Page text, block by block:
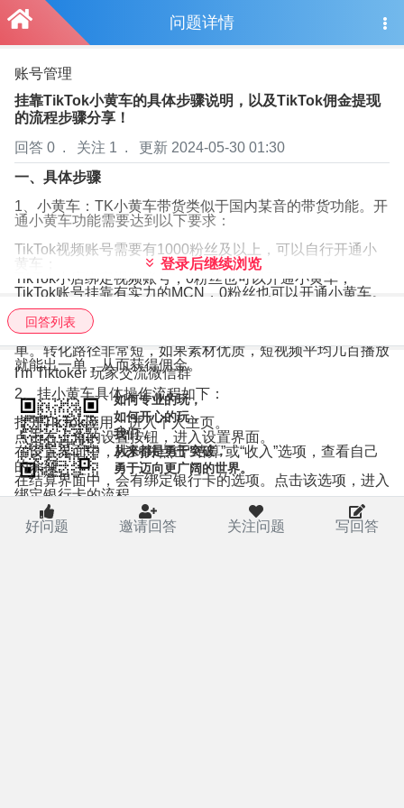
问题详情
账号管理
挂靠TikTok小黄车的具体步骤说明，以及TikTok佣金提现
的流程步骤分享！
回答 0 . 关注 1 .
更新 2024-05-30 01:30
一、具体步骤
1、小黄车：TK小黄车带货类似于国内某音的带货功能。开
通小黄车功能需要达到以下要求：
TikTok视频账号需要有1000粉丝及以上，可以自行开通小
黄车；
TikTok小店绑定视频账号，0粉丝也可以开通小黄车；
TikTok账号挂靠有实力的MCN，0粉丝也可以开通小黄车。
佣金来源：用户通过TikTok视频或直播中的左下角小黄车点
击查看商品橱窗，选择心仪产品，并在TikTok平台上完成下
单。转化路径非常短，如果素材优质，短视频平均几百播放
就能出一单，从而获得佣金。
2、挂小黄车具体操作流程如下：
打开TikTok应用，进入个人主页。
点击右上角的设置按钮，进入设置界面。
在设置界面中，找到并点击“结算”或“收入”选项，查看自己
的余额。
在结算界面中，会有绑定银行卡的选项。点击该选项，进入
绑定银行卡的流程。
根据提示，填写目标地区的银行卡等相关信息，完成绑定。
绑定完成后，可以进行提现操作。提现的金额会转到绑定的
银行卡中。
登录后继续浏览
回答列表
I'm Tiktoker 玩家交流微信群
如何专业的玩，
如何开心的玩，
我们，
从来都是勇于突破，
勇于迈向更广阔的世界。
好问题 邀请回答 关注问题 写回答